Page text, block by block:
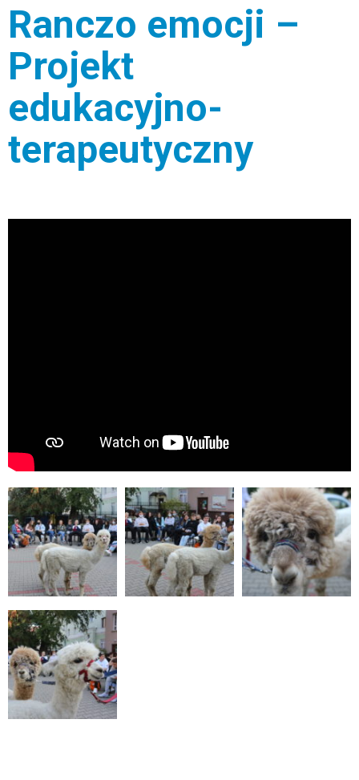
Ranczo emocji –
Projekt
edukacyjno-
terapeutyczny